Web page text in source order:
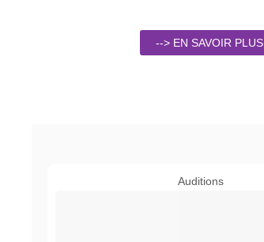
--> EN SAVOIR PLUS
Auditions